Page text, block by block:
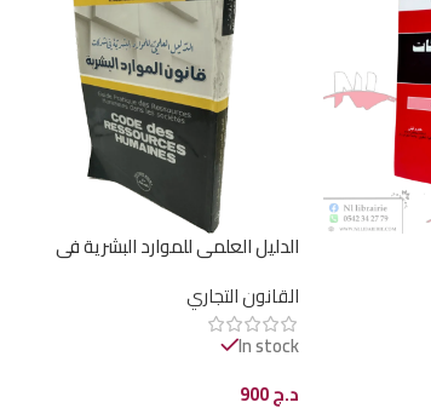
الدليل العلمي للموارد البشرية في
HM093
القانون التجاري
In stock
د.ج900